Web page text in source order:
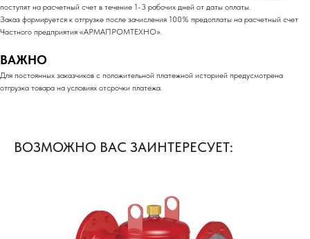
поступят на расчетный счет в течение 1-3 рабочих дней от даты оплаты.
Заказ формируется к отгрузке после зачисления 100% предоплаты на расчетный счет
Частного предприятия «АРМАПРОМТЕХНО».
ВАЖНО
Для постоянных заказчиков с положительной платежной историей предусмотрена
отгрузка товара на условиях отсрочки платежа.
ВОЗМОЖНО ВАС ЗАИНТЕРЕСУЕТ: